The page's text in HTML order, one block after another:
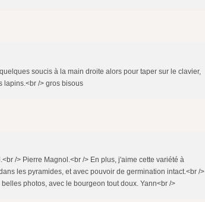
soucis à la main droite alors pour taper sur le clavier,
lapins.<br /> gros bisous
/> Pierre Magnol.<br /> En plus, j'aime cette variété à
les pyramides, et avec pouvoir de germination intact.<br />
photos, avec le bourgeon tout doux. Yann<br />